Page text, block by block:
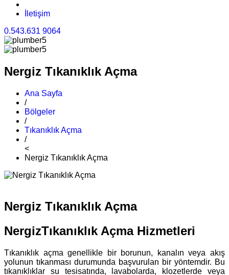
İletişim
0.543.631 9064
Nergiz Tıkanıklık Açma
Ana Sayfa
/
Bölgeler
/
Tıkanıklık Açma
/
<
Nergiz Tıkanıklık Açma
Nergiz Tıkanıklık Açma
NergizTıkanıklık Açma Hizmetleri
Tıkanıklık açma genellikle bir borunun, kanalın veya akış
yolunun tıkanması durumunda başvurulan bir yöntemdir. Bu
tıkanıklıklar su tesisatında, lavabolarda, klozetlerde veya